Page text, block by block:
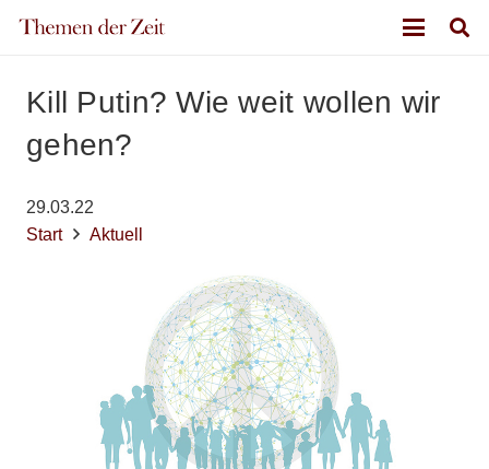
Kill Putin? Wie weit wollen wir
gehen?
29.03.22
Start
Aktuell